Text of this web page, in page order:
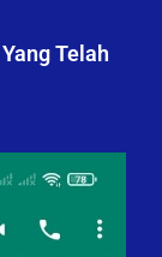
Telah